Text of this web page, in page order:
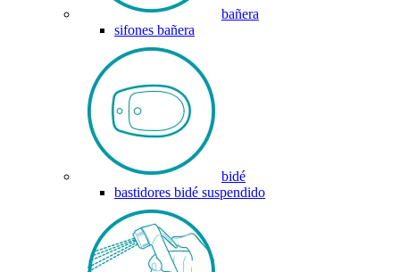
bañera
sifones bañera
bidé
bastidores bidé suspendido